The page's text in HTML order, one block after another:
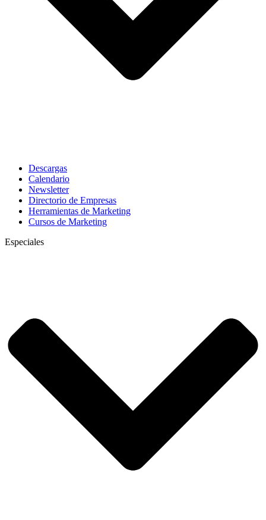
Descargas
Calendario
Newsletter
Directorio de Empresas
Herramientas de Marketing
Cursos de Marketing
Especiales